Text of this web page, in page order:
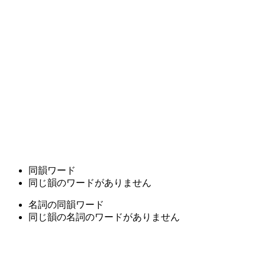
同韻ワード
同じ韻のワードがありません
名詞の同韻ワード
同じ韻の名詞のワードがありません